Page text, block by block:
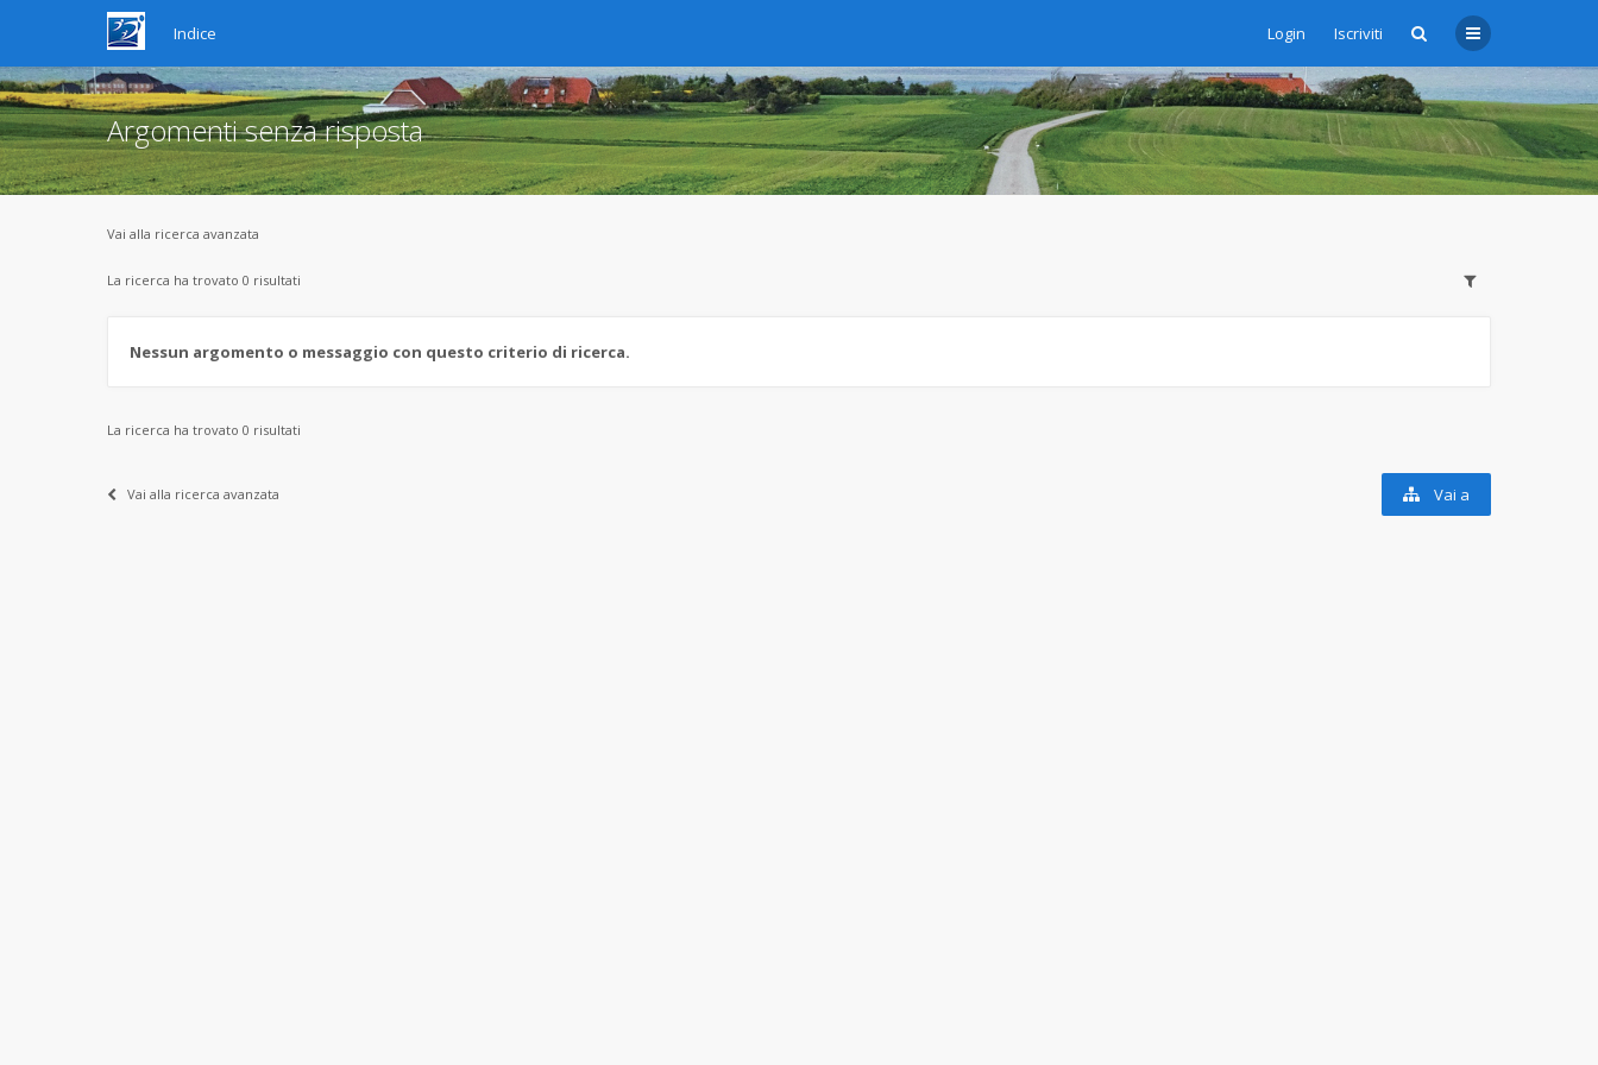
Login Iscriviti
Indice
Argomenti senza risposta
Vai alla ricerca avanzata
La ricerca ha trovato 0 risultati
Nessun argomento o messaggio con questo criterio di ricerca.
La ricerca ha trovato 0 risultati
Vai alla ricerca avanzata Vai a